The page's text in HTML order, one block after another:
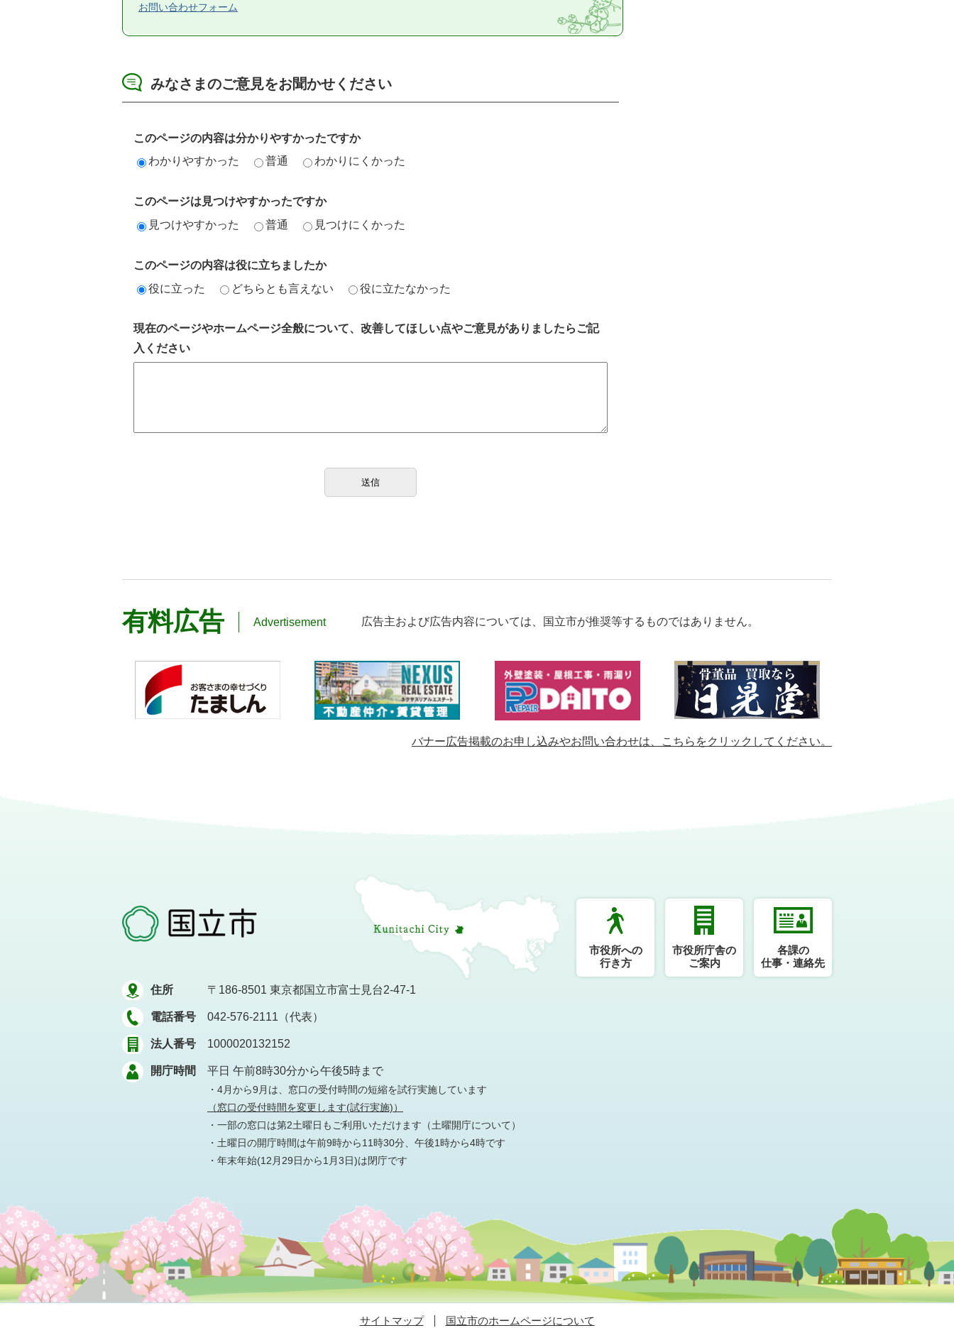
お問い合わせフォーム
みなさまのご意見をお聞かせください
このページの内容は分かりやすかったですか
わかりやすかった
普通 わかりにくかった
このページは見つけやすかったですか
見つけやすかった
普通 見つけにくかった
このページの内容は役に立ちましたか
役に立った
どちらとも言えない 役に立たなかった
現在のページやホームページ全般について、改善してほしい点やご意見がありましたらご記
入ください
有料広告 Advertisement 広告主および広告内容については、 国立市が推奨等するものではありません。
バナー広告掲載のお申し込みやお問い合わせは、 こちらをクリックしてください。
住所 〒186-8501 東京都国立市富士見台2-47-1
電話番号 042-576-2111（代表）
法人番号 1000020132152
開庁時間 平日 午前8時30分から午後5時まで
・4月から9月は、窓口の受付時間の短縮を試行実施しています
（窓口の受付時間を変更します(試行実施)）
・一部の窓口は第2土曜日もご利用いただけます （土曜開庁について）
・土曜日の開庁時間は午前9時から11時30分、午後1時から4時です
・年末年始(12月29日から1月3日)は閉庁です
市役所への
行き方
市役所庁舎の
ご案内
各課の
仕事・連絡先
サイトマップ 国立市のホームページについて